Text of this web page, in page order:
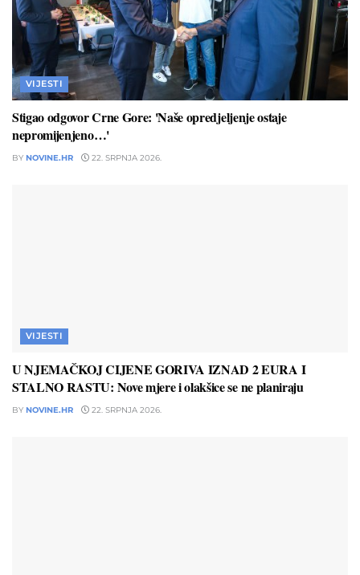
VIJESTI
Stigao odgovor Crne Gore: 'Naše opredjeljenje ostaje
nepromijenjeno…'
BY NOVINE.HR 22. SRPNJA 2026.
VIJESTI
U NJEMAČKOJ CIJENE GORIVA IZNAD 2 EURA I
STALNO RASTU: Nove mjere i olakšice se ne planiraju
BY NOVINE.HR 22. SRPNJA 2026.